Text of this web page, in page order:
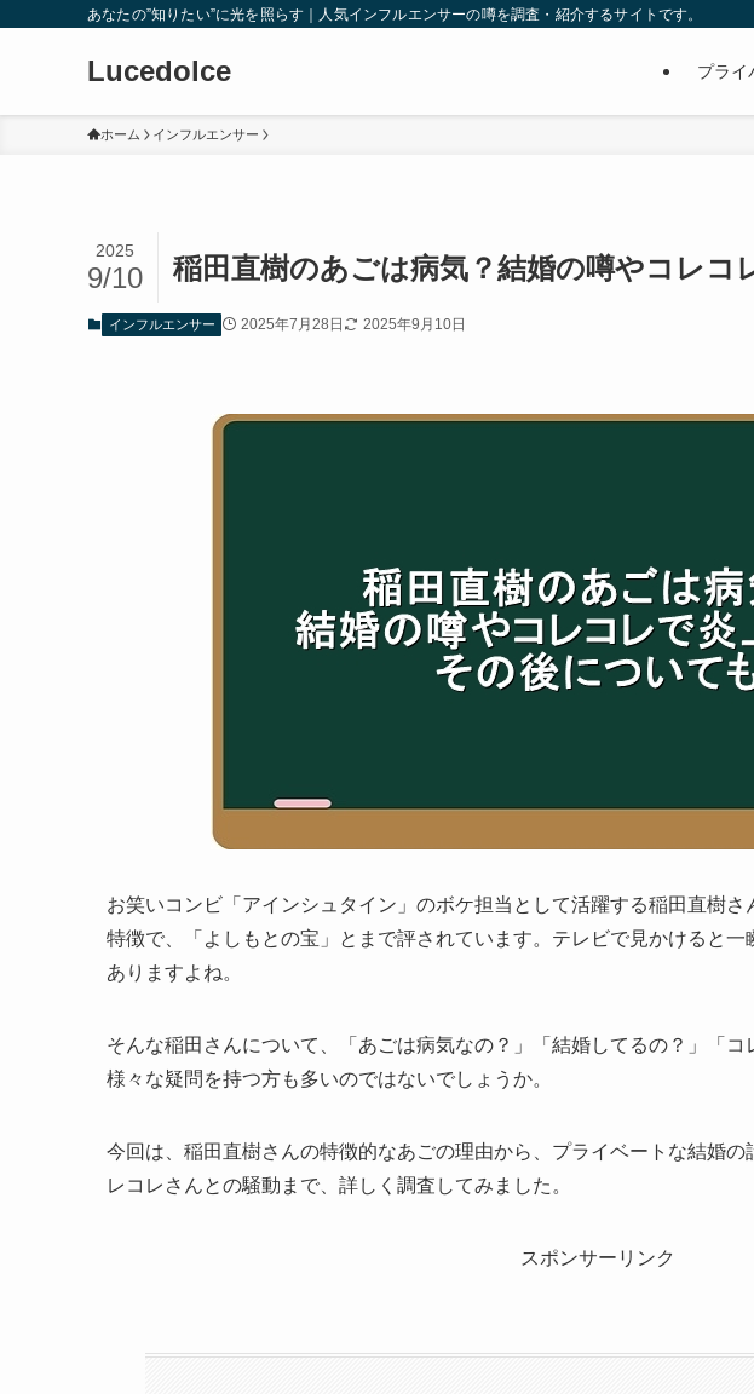
あなたの”知りたい”に光を照らす｜人気インフルエンサーの噂を調査・紹介するサイトです。
Lucedolce プライ
ホーム インフルエンサー
稲田直樹のあごは病気？結婚の噂やコレコ
2025
9/10
インフルエンサー 2025年7月28日 2025年9月10日
お笑いコンビ「アインシュタイン」のボケ担当として活躍する稲田直樹
特徴で、「よしもとの宝」とまで評されています。テレビで見かけると
ありますよね。
そんな稲田さんについて、「あごは病気なの？」「結婚してるの？」「
様々な疑問を持つ方も多いのではないでしょうか。
今回は、稲田直樹さんの特徴的なあごの理由から、プライベートな結婚
レコレさんとの騒動まで、詳しく調査してみました。
スポンサーリンク